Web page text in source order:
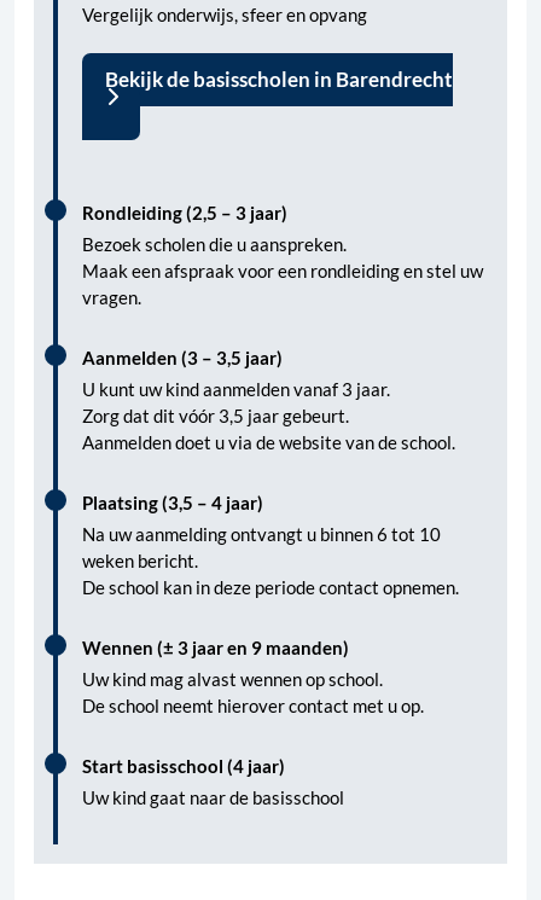
Vergelijk onderwijs, sfeer en opvang
Bekijk de basisscholen in Barendrecht
Rondleiding (2,5 – 3 jaar)
Bezoek scholen die u aanspreken.
Maak een afspraak voor een rondleiding en stel uw
vragen.
Aanmelden (3 – 3,5 jaar)
U kunt uw kind aanmelden vanaf 3 jaar.
Zorg dat dit vóór 3,5 jaar gebeurt.
Aanmelden doet u via de website van de school.
Plaatsing (3,5 – 4 jaar)
Na uw aanmelding ontvangt u binnen 6 tot 10
weken bericht.
De school kan in deze periode contact opnemen.
Wennen (± 3 jaar en 9 maanden)
Uw kind mag alvast wennen op school.
De school neemt hierover contact met u op.
Start basisschool (4 jaar)
Uw kind gaat naar de basisschool